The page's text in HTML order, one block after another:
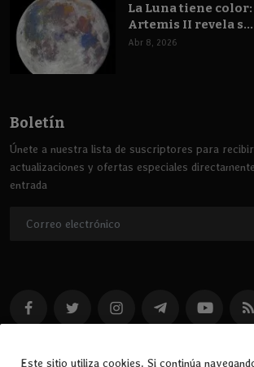
La Luna tiene
Artemis II revela s...
Abr 8, 2026
Boletín
Únete a nuestra lista de suscriptores para
actualizaciones y ofertas especiales
entrada
Este sitio utiliza cookies. Si continúa